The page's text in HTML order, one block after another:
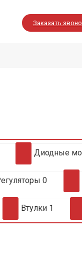
Заказать
Диодные
0
Втулки 1